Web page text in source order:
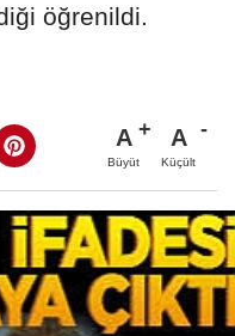
öğrenildi.
A
Büyüt
A
Küçült